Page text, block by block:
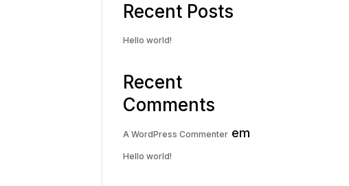
Recent Posts
Hello world!
Recent
Comments
A WordPress Commenter em
Hello world!